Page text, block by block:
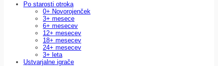
Po starosti otroka
0+ Novorojenček
3+ mesece
6+ mesecev
12+ mesecev
18+ mesecev
24+ mesecev
3+ leta
Ustvarjalne igrače